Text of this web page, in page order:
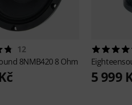
12
8NMB420 8 Ohm
5 999